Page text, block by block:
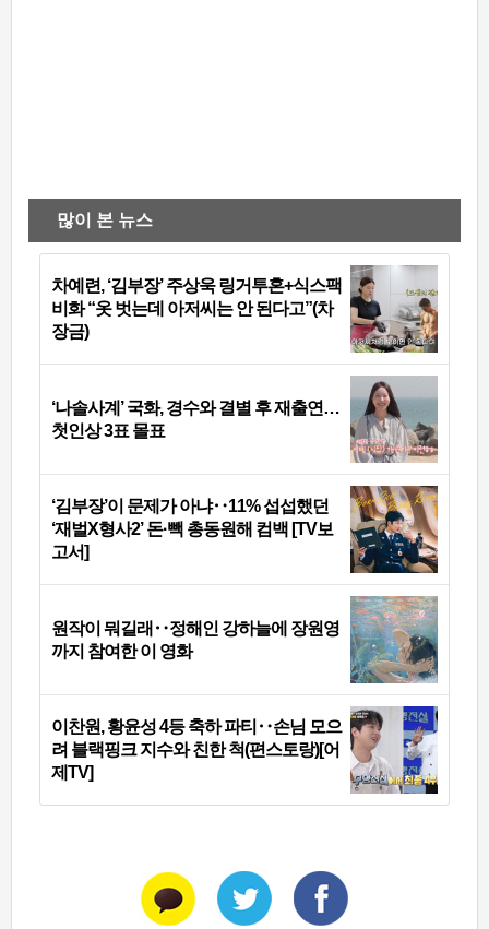
많이 본 뉴스
차예련, ‘김부장’ 주상욱 링거투혼+식스팩
비화 “옷 벗는데 아저씨는 안 된다고”(차
장금)
‘나솔사계’ 국화, 경수와 결별 후 재출연…
첫인상 3표 몰표
‘김부장’이 문제가 아냐‥11% 섭섭했던
‘재벌X형사2’ 돈·빽 총동원해 컴백 [TV보
고서]
원작이 뭐길래‥정해인 강하늘에 장원영
까지 참여한 이 영화
이찬원, 황윤성 4등 축하 파티‥손님 모으
려 블랙핑크 지수와 친한 척(편스토랑)[어
제TV]